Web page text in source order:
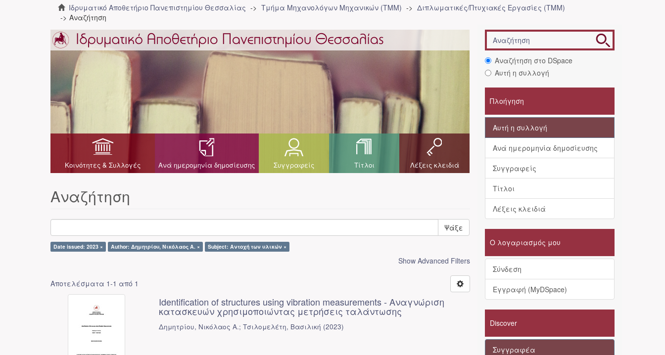
Ιδρυματικό Αποθετήριο Πανεπιστημίου Θεσσαλίας Τμήμα Μηχανολόγων Μηχανικών (ΤΜΜ)
Διπλωματικές/Πτυχιακές Εργασίες (ΤΜΜ)
Αναζήτηση
Κοινότητες & Συλλογές Ανά ημερομηνία δημοσίευσης Συγγραφείς Τίτλοι Λέξεις κλειδιά
Αναζήτηση
Ψάξε
Date issued: 2023 × Author: Δημητρίου, Νικόλαος Α. × Subject: Αντοχή των υλικών ×
Show Advanced Filters
Αποτελέσματα 1-1 από 1
Identification of structures using vibration measurements - Αναγνώριση
κατασκευών χρησιμοποιώντας μετρήσεις ταλάντωσης
Δημητρίου, Νικόλαος Α.;Τσιλομελέτη, Βασιλική (2023)
Αναζήτηση στο DSpace
Αυτή η συλλογή
Πλοήγηση
Αυτή η συλλογή
Ανά ημερομηνία δημοσίευσης
Συγγραφείς
Τίτλοι
Λέξεις κλειδιά
Ο λογαριασμός μου
Σύνδεση
Εγγραφή (MyDSpace)
Discover
Συγγραφέα